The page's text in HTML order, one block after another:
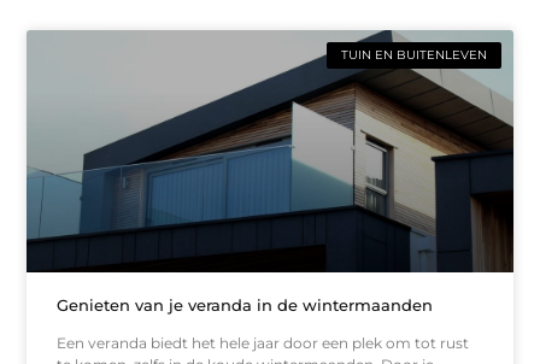
TUIN EN BUITENLEVEN
Genieten van je veranda in de wintermaanden
Een veranda biedt het hele jaar door een plek om tot rust